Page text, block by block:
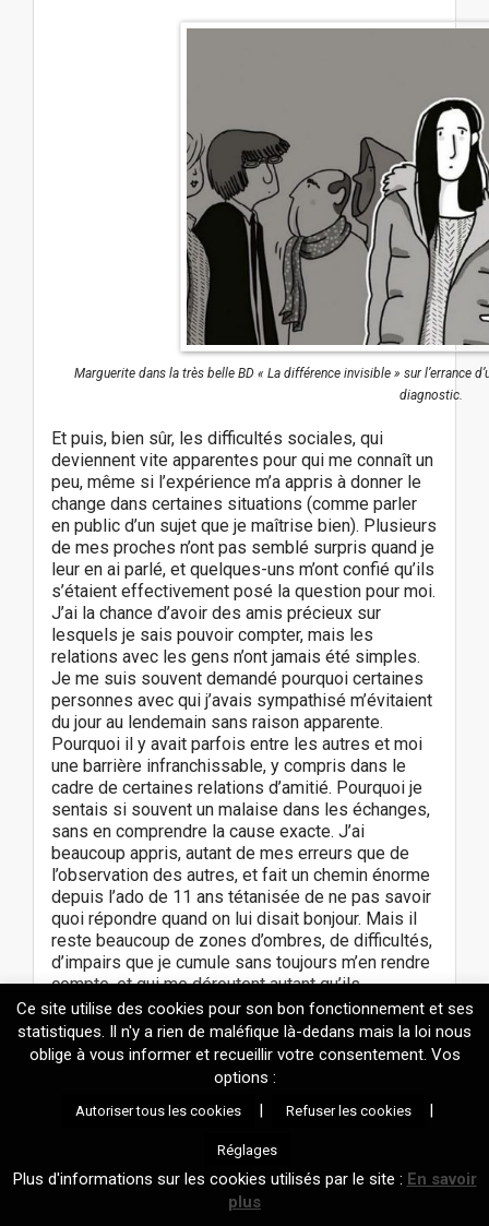
Marguerite dans la très belle BD « La différence invisible » sur l’errance
diagnostic.
Et puis, bien sûr, les difficultés sociales, qui
deviennent vite apparentes pour qui me connaît un
peu, même si l’expérience m’a appris à donner le
change dans certaines situations (comme parler
en public d’un sujet que je maîtrise bien). Plusieurs
de mes proches n’ont pas semblé surpris quand je
leur en ai parlé, et quelques-uns m’ont confié qu’ils
s’étaient effectivement posé la question pour moi.
J’ai la chance d’avoir des amis précieux sur
lesquels je sais pouvoir compter, mais les
relations avec les gens n’ont jamais été simples.
Je me suis souvent demandé pourquoi certaines
personnes avec qui j’avais sympathisé m’évitaient
du jour au lendemain sans raison apparente.
Pourquoi il y avait parfois entre les autres et moi
une barrière infranchissable, y compris dans le
cadre de certaines relations d’amitié. Pourquoi je
sentais si souvent un malaise dans les échanges,
sans en comprendre la cause exacte. J’ai
beaucoup appris, autant de mes erreurs que de
l’observation des autres, et fait un chemin énorme
depuis l’ado de 11 ans tétanisée de ne pas savoir
quoi répondre quand on lui disait bonjour. Mais il
reste beaucoup de zones d’ombres, de difficultés,
d’impairs que je cumule sans toujours m’en rendre
compte, et qui me déroutent autant qu’ils
m’embarrassent.
Même avec les progrès que j’ai pu faire au fil des
ans, la conversation reste un point délicat. J’ai mis
longtemps à comprendre qu’une personne qui
m’interroge sur mon métier ne s’y intéresse pas
et attend que je lui rende la pareille, ce qui
m’angoisse toujours un peu : mon cerveau peine à
produire les bonnes questions et les bonnes
Ce site utilise des cookies pour son bon fonctionnement et ses
statistiques. Il n'y a rien de maléfique là-dedans mais la loi nous
oblige à vous informer et recueillir votre consentement. Vos
options :
Autoriser tous les cookies | Refuser les cookies |
Réglages
Plus d'informations sur les cookies utilisés par le site : En savoir
plus